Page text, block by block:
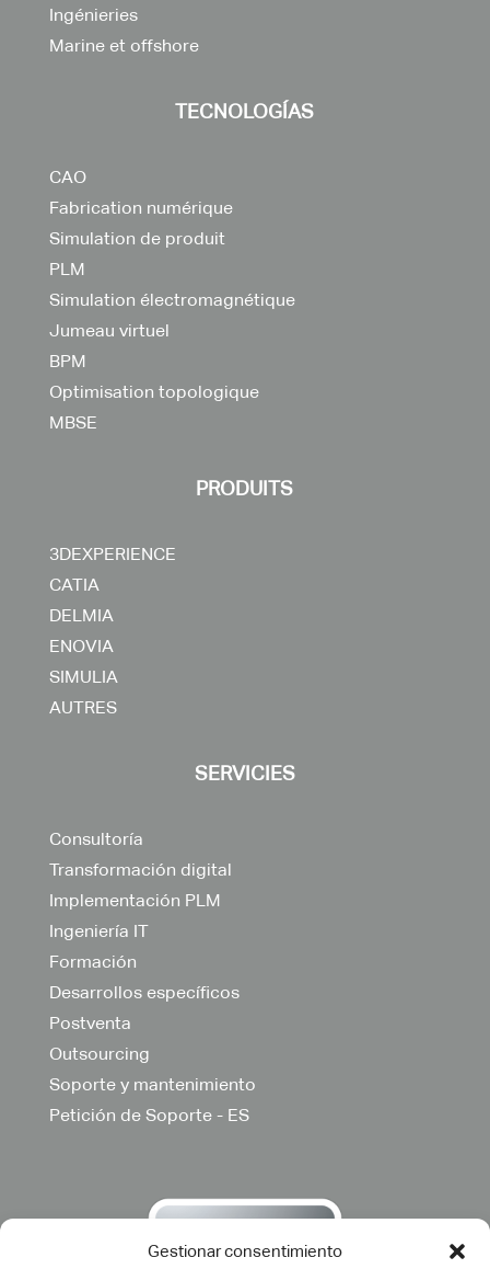
Gestionar consentimiento
Ingénieries
Marine et offshore
TECNOLOGÍAS
CAO
Fabrication numérique
Simulation de produit
PLM
Simulation électromagnétique
Jumeau virtuel
BPM
Optimisation topologique
MBSE
PRODUITS
3DEXPERIENCE
CATIA
DELMIA
ENOVIA
SIMULIA
AUTRES
SERVICIES
Consultoría
Transformación digital
Implementación PLM
Ingeniería IT
Formación
Desarrollos específicos
Postventa
Outsourcing
Soporte y mantenimiento
Petición de Soporte - ES